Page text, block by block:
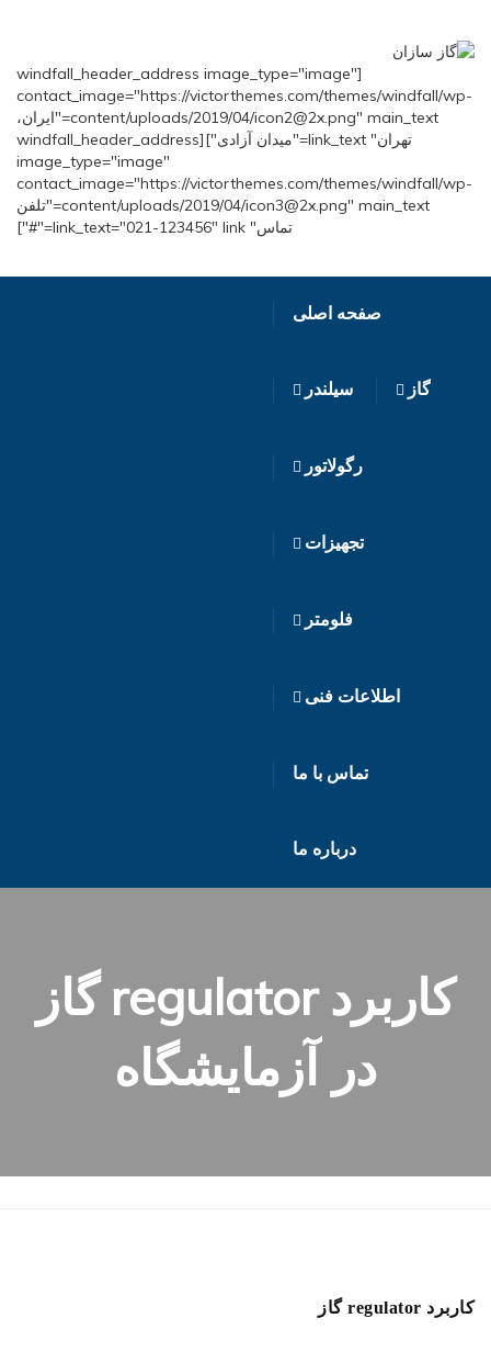
[windfall_header_address image_type="image"
contact_image="https://victorthemes.com/themes/windfall/wp-
content/uploads/2019/04/icon2@2x.png" main_text="ایران،
تهران" link_text="میدان آزادی"][windfall_header_address
image_type="image"
contact_image="https://victorthemes.com/themes/windfall/wp-
content/uploads/2019/04/icon3@2x.png" main_text="تلفن
تماس" link_text="021-123456" link="#"]
صفحه اصلی
سیلندر گاز
رگولاتور
تجهیزات
فلومتر
اطلاعات فنی
تماس با ما
درباره ما
کاربرد regulator گاز
در آزمایشگاه
کاربرد regulator گاز